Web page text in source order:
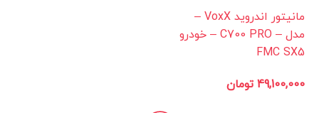
مانیتور اندروید VoxX –
مدل – C700 PRO – خودرو
FMC SX5
49,100,000 تومان